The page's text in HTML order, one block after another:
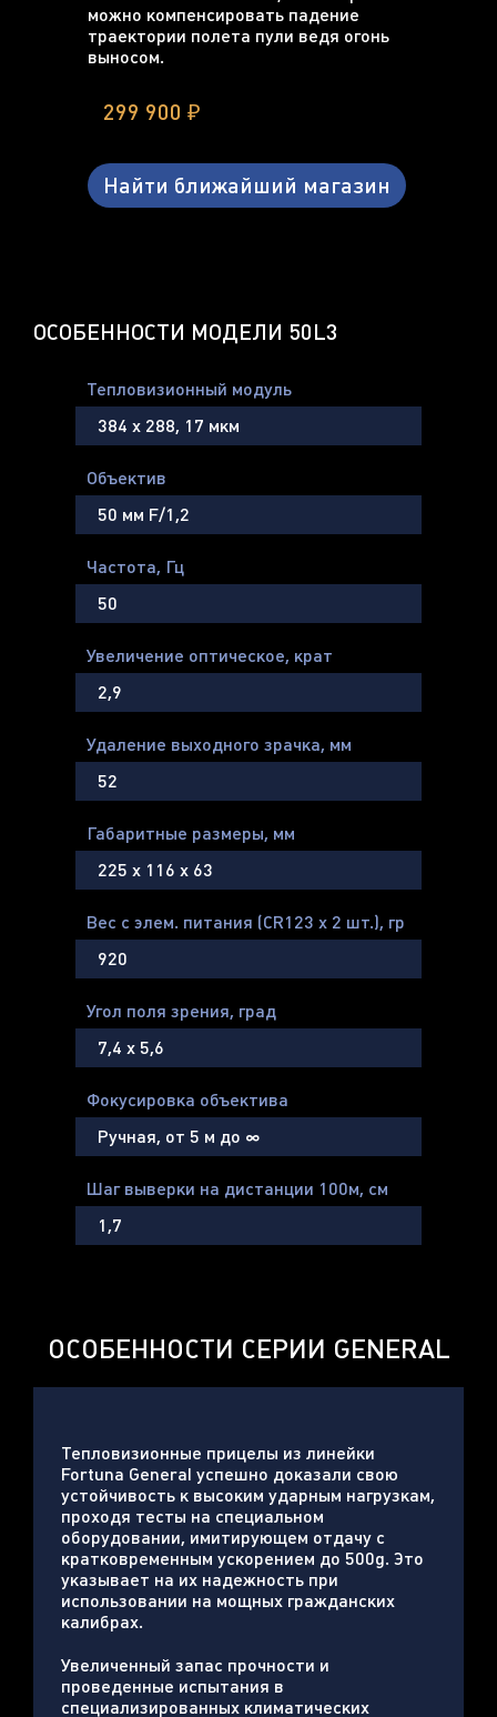
можно компенсировать падение
траектории полета пули ведя огонь
выносом.
299 900 ₽
Найти ближайший магазин
ОСОБЕННОСТИ МОДЕЛИ 50L3
Тепловизионный модуль
384 х 288, 17 мкм
Объектив
50 мм F/1,2
Частота, Гц
50
Увеличение оптическое, крат
2,9
Удаление выходного зрачка, мм
52
Габаритные размеры, мм
225 х 116 х 63
Вес с элем. питания (CR123 х 2 шт.), гр
920
Угол поля зрения, град
7,4 х 5,6
Фокусировка объектива
Ручная, от 5 м до ∞
Шаг выверки на дистанции 100м, cм
1,7
ОСОБЕННОСТИ СЕРИИ GENERAL
Тепловизионные прицелы из линейки
Fortuna General успешно доказали свою
устойчивость к высоким ударным нагрузкам,
проходя тесты на специальном
оборудовании, имитирующем отдачу с
кратковременным ускорением до 500g. Это
указывает на их надежность при
использовании на мощных гражданских
калибрах.
Увеличенный запас прочности и
проведенные испытания в
специализированных климатических